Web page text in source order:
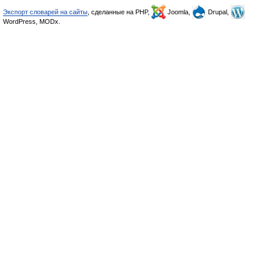
Экспорт словарей на сайты , сделанные на PHP, Joomla,
Drupal,
WordPress, MODx.